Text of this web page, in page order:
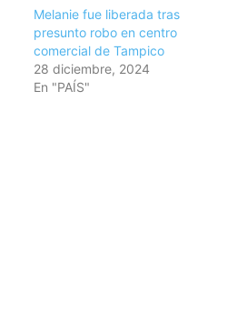
Melanie fue liberada tras
presunto robo en centro
comercial de Tampico
28 diciembre, 2024
En "PAÍS"